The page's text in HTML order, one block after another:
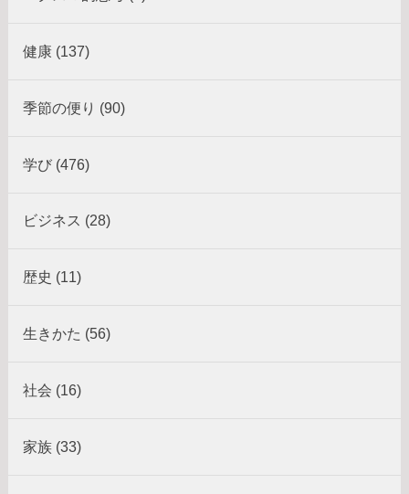
健康 (137)
季節の便り (90)
学び (476)
ビジネス (28)
歴史 (11)
生きかた (56)
社会 (16)
家族 (33)